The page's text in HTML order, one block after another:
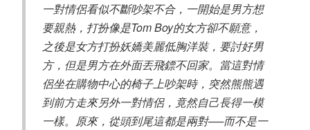
一對情侶看似不斷吵架不合，一開始是男方想
要親熱，打扮像是Tom Boy的女方卻不願意，
之後是女方打扮妖嬌美麗低胸洋裝，要討好男
方，但是男方在外面丟飛鏢不回家。當這對情
侶坐在購物中心的椅子上吵架時，突然熊熊遇
到前方走來另外一對情侶，竟然自己長得一模
一樣。原來，從頭到尾這都是兩對──而不是一